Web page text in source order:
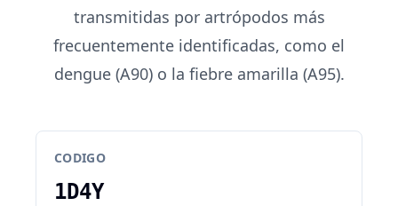
transmitidas por artrópodos más
frecuentemente identificadas, como el
dengue (A90) o la fiebre amarilla (A95).
CODIGO
1D4Y